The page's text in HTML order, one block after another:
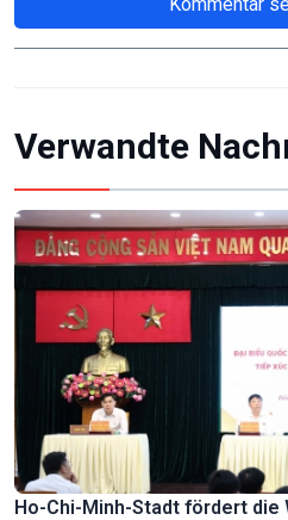
Verwandte
Ho-Chi-Minh-Stadt fördert